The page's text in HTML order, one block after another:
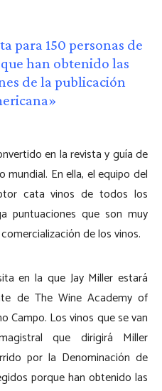
para 150 personas de
han obtenido las
de la publicación
en la revista y guía de
En ella, el equipo del
cata vinos de todos los
puntuaciones que son muy
de los vinos.
en la que Jay Miller estará
de The Wine Academy of
Campo. Los vinos que se van
que dirigirá Miller
por la Denominación de
porque han obtenido las